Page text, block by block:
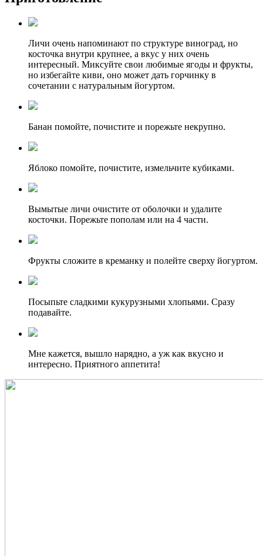
Личи очень напоминают по структуре виноград, но
косточка внутри крупнее, а вкус у них очень
интересный. Миксуйте свои любимые ягоды и фрукты,
но избегайте киви, оно может дать горчинку в
сочетании с натуральным йогуртом.
Банан помойте, почистите и порежьте некрупно.
Яблоко помойте, почистите, измельчите кубиками.
Вымытые личи очистите от оболочки и удалите
косточки. Порежьте пополам или на 4 части.
Фрукты сложите в креманку и полейте сверху йогуртом.
Посыпьте сладкими кукурузными хлопьями. Сразу
подавайте.
Мне кажется, вышло нарядно, а уж как вкусно и
интересно. Приятного аппетита!